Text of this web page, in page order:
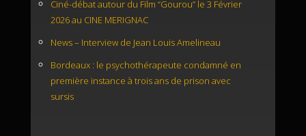
Ciné-débat autour du Film “Gourou” le 3 Février
2026 au CINE MERIGNAC
News – Interview de Jean Louis Amelineau
Bordeaux : le psychothérapeute condamné en
première instance à trois ans de prison avec
sursis